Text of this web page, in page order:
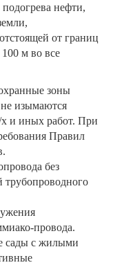
нефти,
от границ
м во все
зоны
не изымаются
х и иных работ. При
Правил
без
трубопроводного
провода.
сады с жилыми